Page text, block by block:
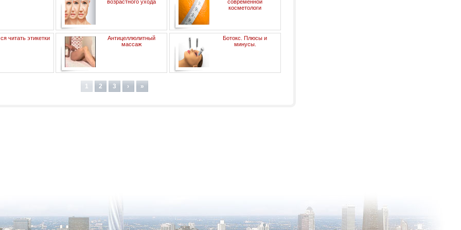
возрастного ухода
современной
косметологи
читать этикетки
Антицеллюлитный
массаж
Ботокс. Плюсы и
минусы.
1 2 3 › »